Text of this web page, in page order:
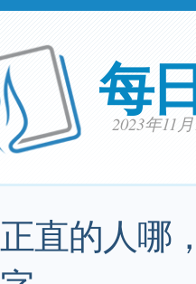
每
2023年11
正直的人哪